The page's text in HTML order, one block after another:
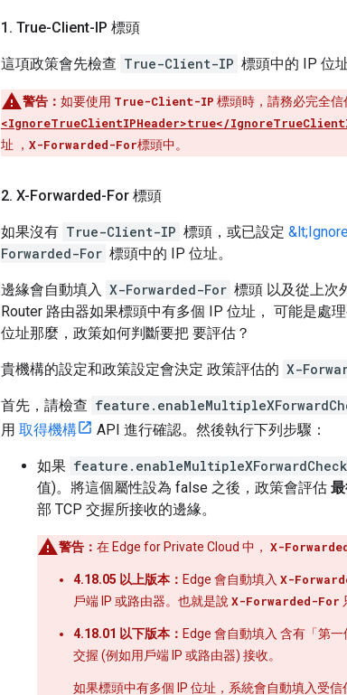
1 . True-Client-IP 標頭
這項政策會先檢查 True-Client-IP 標頭中的 IP 位
警告： 如要使用 True-Client-IP 標頭時，請務必完全
<IgnoreTrueClientIPHeader>true</
址 ， X-Forwarded-For標頭中。
2. X-Forwarded-For 標頭
如果沒有 True-Client-IP 標頭，或已設定
Forwarded-For 標頭中的 IP 位址。
邊緣會自動填入 X-Forwarded-For 標頭 以及從上次
Router 路由器如果標頭中有多個 IP 位址， 可能是處
位址那麼，政策如何判斷要把 要評估？
貴機構的設定和政策設定會決定 政策評估的 X-
首先，請檢查
用 取得機構 API 進行確認。然後執行下列步驟：
如果
值)。將這個屬性設為 false 之後，政策會評估
部 TCP 交握所接收的邊緣。
警告： 在 Edge for Private Cloud 中， X-
4.18.05 以上版本： Edge 會自動填入 X-
戶端 IP 或路由器。也就是說 X-Forwarded-For
4.18.01 以下版本： Edge 會自動填入 含有「第一
交握 (例如用戶端 IP 或路由器) 接收。
如果標頭中有多個 IP 位址，系統會自動填入受信